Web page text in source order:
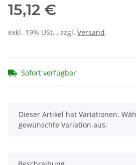
15,12 €
exkl. 19% USt. , zzgl. Versand
Sofort verfügbar
x
Dieser Artikel hat Variationen.
gewünschte Variation aus.